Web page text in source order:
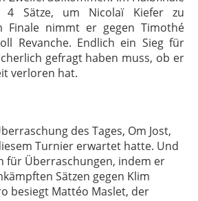
Sätze, um Nicolaï Kiefer zu
Finale nimmt er gegen Timothé
Revanche. Endlich ein Sieg für
gefragt haben muss, ob er
verloren hat.
des Tages, Om Jost,
Turnier erwartet hatte. Und
für Überraschungen, indem er
Sätzen gegen Klim
besiegt Mattéo Maslet, der